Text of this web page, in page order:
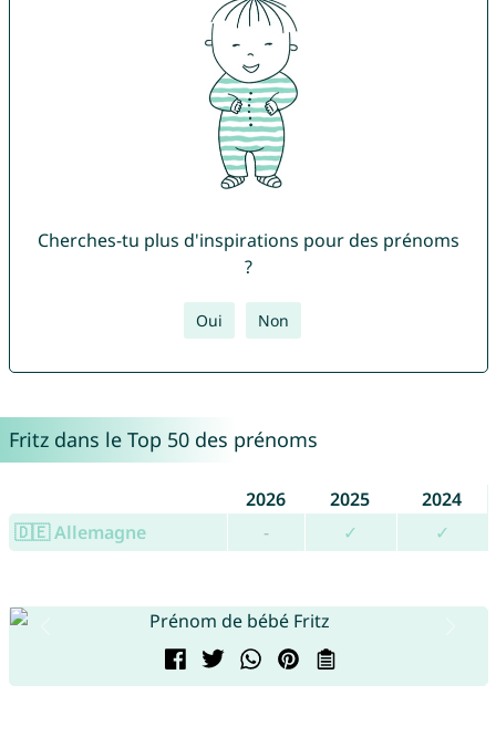
Cherches-tu plus d'inspirations pour des prénoms
?
Oui Non
Fritz dans le Top 50 des prénoms
2026 2025
2024
🇩🇪 Allemagne
- ✓ ✓